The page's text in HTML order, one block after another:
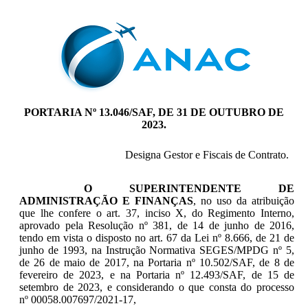
PORTARIA Nº 13.046/SAF, DE 31 DE OUTUBRO DE
2023.
Designa Gestor e Fiscais de Contrato.
O SUPERINTENDENTE DE
ADMINISTRAÇÃO E FINANÇAS, no uso da atribuição
que lhe confere o art. 37, inciso X, do Regimento Interno,
aprovado pela Resolução nº 381, de 14 de junho de 2016,
tendo em vista o disposto no art. 67 da Lei nº 8.666, de 21 de
junho de 1993, na Instrução Normativa SEGES/MPDG nº 5,
de 26 de maio de 2017, na Portaria nº 10.502/SAF, de 8 de
fevereiro de 2023, e na Portaria nº 12.493/SAF, de 15 de
setembro de 2023, e considerando o que consta do processo
nº 00058.007697/2021-17,